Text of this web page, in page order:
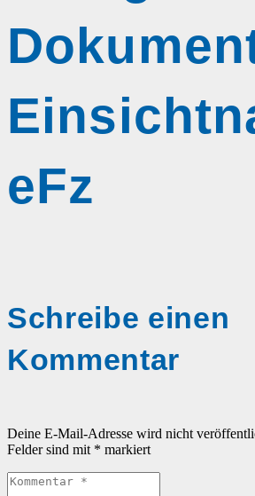
eFz
Schreibe einen
Kommentar
Deine E-Mail-Adresse wird nicht
Felder sind mit * markiert